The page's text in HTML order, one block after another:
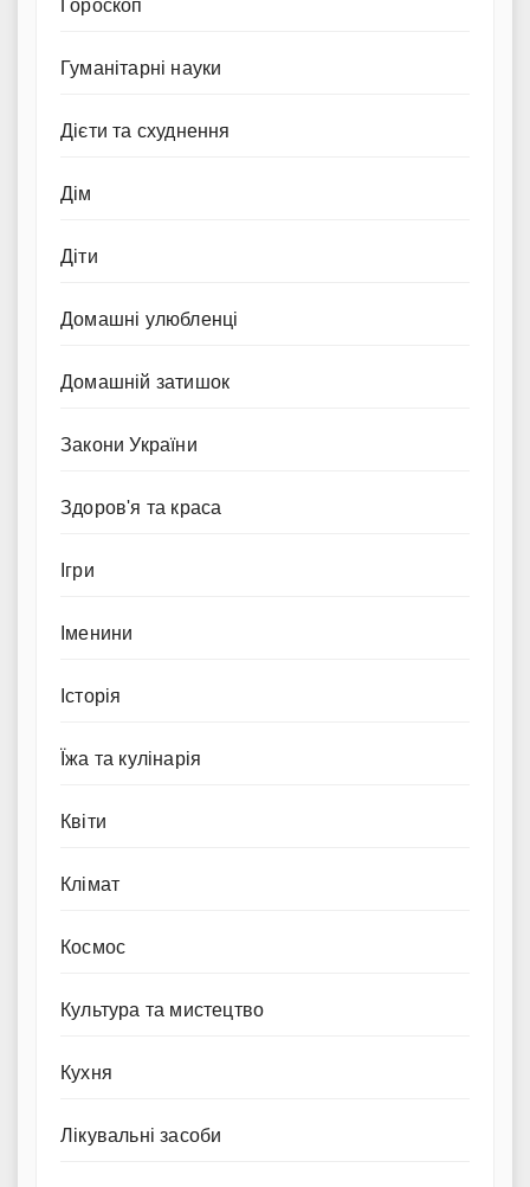
Гороскоп
Гуманітарні науки
Дієти та схуднення
Дім
Діти
Домашні улюбленці
Домашній затишок
Закони України
Здоров'я та краса
Ігри
Іменини
Історія
Їжа та кулінарія
Квіти
Клімат
Космос
Культура та мистецтво
Кухня
Лікувальні засоби